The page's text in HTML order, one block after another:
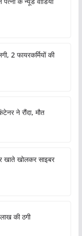
2 फायरकर्मियों की
ने रौंदा, मौत
खाते खोलकर साइबर
की ठगी